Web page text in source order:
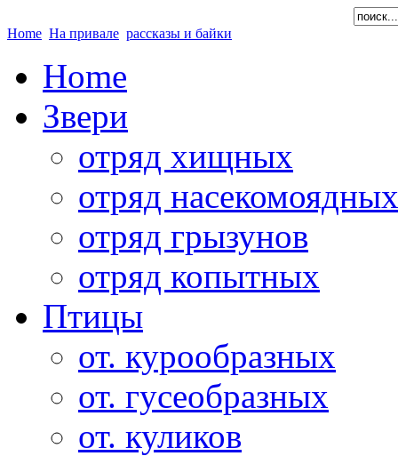
Home На привале рассказы и байки
Home
Звери
отряд хищных
отряд насекомоядных
отряд грызунов
отряд копытных
Птицы
от. курообразных
от. гусеобразных
от. куликов